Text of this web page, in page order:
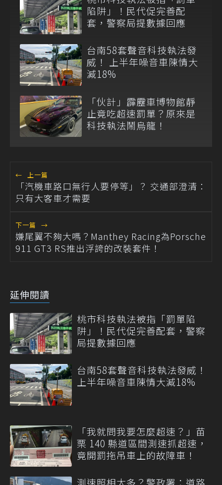
陷阱」！民代促完善配
套，警察局提數據回應
台南58套聲音科技執法發
威！ 上半年噪音車陳情大
減18%
「伙計」霹靂車博物館靜
止竟吃超速罰單？原來是
科技執法鬧烏龍！
← 上一篇
「汽機車路口無行人要停等」？ 交通部澄清：
只有大客車才需要
下一篇 →
嫌尾翼不夠大嗎？Manthey Racing為Porsche
911 GT3 RS推出浮誇的改裝套件！
延伸閱讀
桃市科技執法被指「罰單陷
阱」！民代促完善配套，警察
局提數據回應
台南58套聲音科技執法發威！
上半年噪音車陳情大減18%
「我就問我要怎麼超速？」苗
栗 140 縣道區間測速抓超速，
竟開罰拖吊車上的故障車！
測速照相太多？警政署：道路